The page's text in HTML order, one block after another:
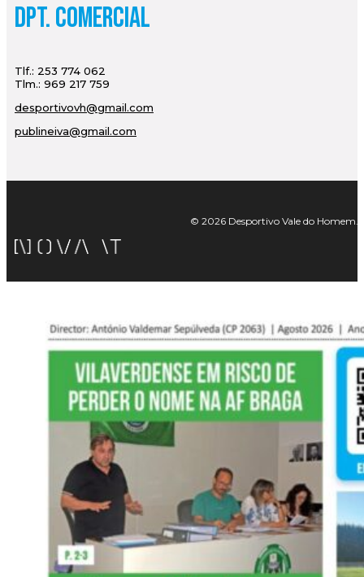
Dpt. Comercial
Tlf.: 253 774 062
Tlm.: 969 217 759
desportivovh@gmail.com
publineiva@gmail.com
© 2026 Desportivo Vale do Homem.